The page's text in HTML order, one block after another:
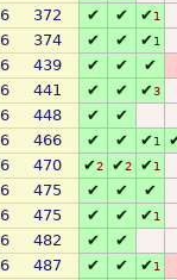
6 372 ✔ ✔ ✔1
6 374 ✔ ✔ ✔1
6 439 ✔ ✔ ✔
6 441 ✔ ✔ ✔3
6 448 ✔
✔
6 466 ✔ ✔ ✔1
6 470 ✔2 ✔2 ✔1
6 475 ✔ ✔
✔
6 475 ✔ ✔ ✔1
6 482 ✔
✔
6 487 ✔ ✔ ✔1